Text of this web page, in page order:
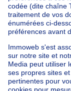
Maison à
Maison à
Nos biens